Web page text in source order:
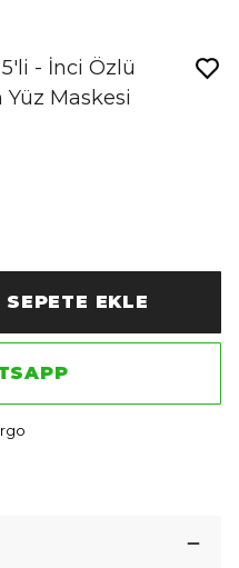
- İnci Özlü
Yüz Maskesi
SEPETE EKLE